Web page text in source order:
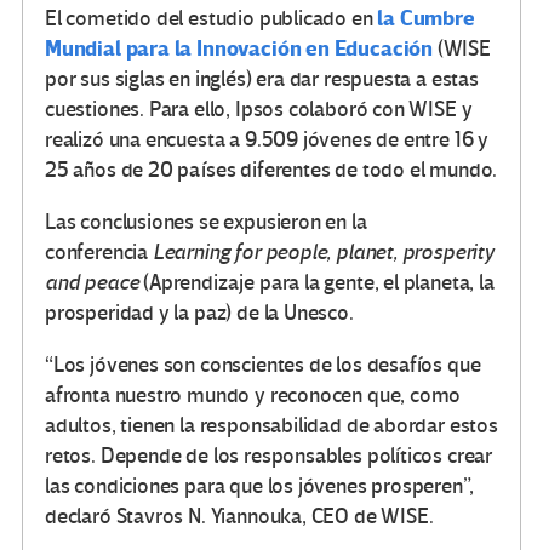
El cometido del estudio publicado enla Cumbre
Mundial para la Innovación en Educación (WISE
por sus siglas en inglés) era dar respuesta a estas
cuestiones. Para ello, Ipsos colaboró con WISE y
realizó una encuesta a 9.509 jóvenes de entre 16 y
25 años de 20 países diferentes de todo el mundo.
Las conclusiones se expusieron en la
conferencia Learning for people, planet, prosperity
and peace(Aprendizaje para la gente, el planeta, la
prosperidad y la paz) de la Unesco.
“Los jóvenes son conscientes de los desafíos que
afronta nuestro mundo y reconocen que, como
adultos, tienen la responsabilidad de abordar estos
retos. Depende de los responsables políticos crear
las condiciones para que los jóvenes prosperen”,
declaró Stavros N. Yiannouka, CEO de WISE.